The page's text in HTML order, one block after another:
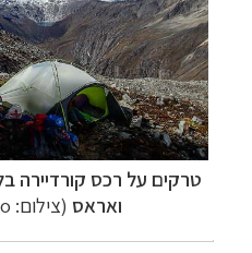
טרקים על רכס קורדיירה
ואראס (צילום: Masa Sakano)